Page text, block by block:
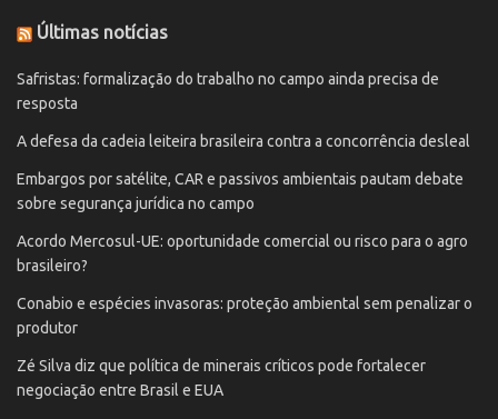
Últimas notícias
Safristas: formalização do trabalho no campo ainda precisa de
resposta
A defesa da cadeia leiteira brasileira contra a concorrência desleal
Embargos por satélite, CAR e passivos ambientais pautam debate
sobre segurança jurídica no campo
Acordo Mercosul-UE: oportunidade comercial ou risco para o agro
brasileiro?
Conabio e espécies invasoras: proteção ambiental sem penalizar o
produtor
Zé Silva diz que política de minerais críticos pode fortalecer
negociação entre Brasil e EUA